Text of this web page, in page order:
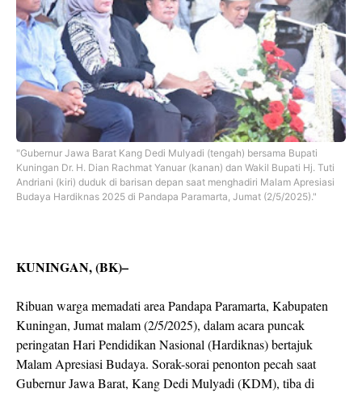
"Gubernur Jawa Barat Kang Dedi Mulyadi (tengah) bersama Bupati
Kuningan Dr. H. Dian Rachmat Yanuar (kanan) dan Wakil Bupati Hj. Tuti
Andriani (kiri) duduk di barisan depan saat menghadiri Malam Apresiasi
Budaya Hardiknas 2025 di Pandapa Paramarta, Jumat (2/5/2025)."
KUNINGAN, (BK)–
Ribuan warga memadati area Pandapa Paramarta, Kabupaten
Kuningan, Jumat malam (2/5/2025), dalam acara puncak
peringatan Hari Pendidikan Nasional (Hardiknas) bertajuk
Malam Apresiasi Budaya. Sorak-sorai penonton pecah saat
Gubernur Jawa Barat, Kang Dedi Mulyadi (KDM), tiba di